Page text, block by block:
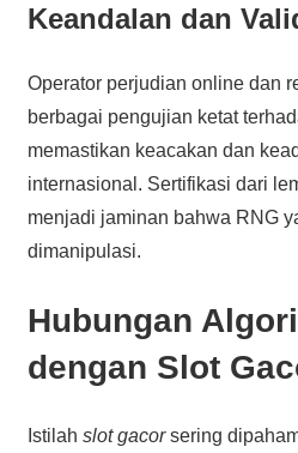
Keandalan dan
Operator perjudian online dan
berbagai pengujian ketat
memastikan keacakan dan
internasional. Sertifikasi dari
menjadi jaminan bahwa RNG
dimanipulasi.
Hubungan
dengan Slot
Istilah slot gacorsering